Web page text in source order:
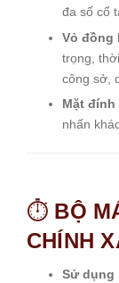
đa số cổ
Vỏ đồng
trọng,
công sở,
Mặt đính
nhấn
⏱️ BỘ
CHÍNH
Sử dụng